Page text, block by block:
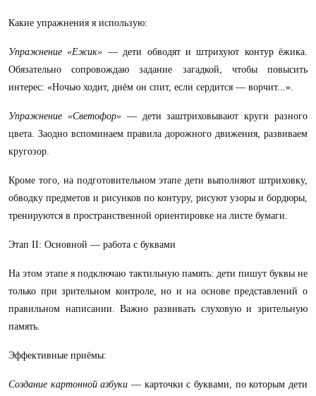
Какие упражнения я использую:
Упражнение «Ежик» — дети обводят и штрихуют контур ёжика.
Обязательно сопровождаю задание загадкой, чтобы повысить
интерес: «Ночью ходит, днём он спит, если сердится — ворчит...».
Упражнение «Светофор»— дети заштриховывают круги разного
цвета. Заодно вспоминаем правила дорожного движения, развиваем
кругозор.
Кроме того, на подготовительном этапе дети выполняют штриховку,
обводку предметов и рисунков по контуру, рисуют узоры и бордюры,
тренируются в пространственной ориентировке на листе бумаги.
Этап II: Основной — работа с буквами
На этом этапе я подключаю тактильную память: дети пишут буквы не
только при зрительном контроле, но и на основе представлений о
правильном написании. Важно развивать слуховую и зрительную
память.
Эффективные приёмы:
Создание картонной азбуки — карточки с буквами, по которым дети